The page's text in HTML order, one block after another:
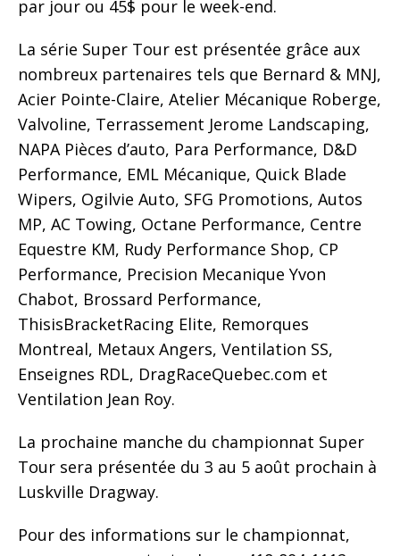
par jour ou 45$ pour le week-end.
La série Super Tour est présentée grâce aux
nombreux partenaires tels que Bernard & MNJ,
Acier Pointe-Claire, Atelier Mécanique Roberge,
Valvoline, Terrassement Jerome Landscaping,
NAPA Pièces d’auto, Para Performance, D&D
Performance, EML Mécanique, Quick Blade
Wipers, Ogilvie Auto, SFG Promotions, Autos
MP, AC Towing, Octane Performance, Centre
Equestre KM, Rudy Performance Shop, CP
Performance, Precision Mecanique Yvon
Chabot, Brossard Performance,
ThisisBracketRacing Elite, Remorques
Montreal, Metaux Angers, Ventilation SS,
Enseignes RDL, DragRaceQuebec.com et
Ventilation Jean Roy.
La prochaine manche du championnat Super
Tour sera présentée du 3 au 5 août prochain à
Luskville Dragway.
Pour des informations sur le championnat,